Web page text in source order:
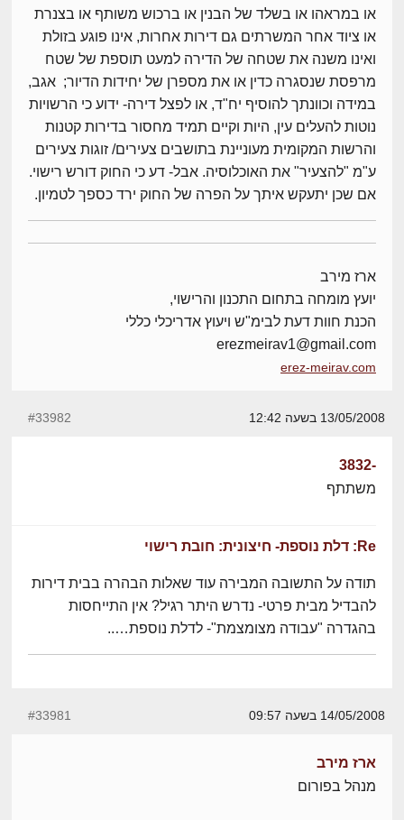
או במראהו או בשלד של הבנין או ברכוש משותף או בצנרת
או ציוד אחר המשרתים גם דירות אחרות, אינו פוגע בזולת
ואינו משנה את שטחה של הדירה למעט תוספת של שטח
מרפסת שנסגרה כדין או את מספרן של יחידות הדיור; אגב,
במידה וכוונתך להוסיף יח"ד, או לפצל דירה- ידוע כי הרשויות
נוטות להעלים עין, היות וקיים תמיד מחסור בדירות קטנות
והרשות המקומית מעוניינת בתושבים צעירים/ זוגות צעירים
ע"מ "להצעיר" את האוכלוסיה. אבל- דע כי החוק דורש רישוי.
אם שכן יתעקש איתך על הפרה של החוק ירד כספך לטמיון.
ארז מירב
יועץ מומחה בתחום התכנון והרישוי,
הכנת חוות דעת לבימ"ש ויעוץ אדריכלי כללי
erezmeirav1@gmail.com
erez-meirav.com
13/05/2008 בשעה 12:42 #33982
-3832
משתתף
Re: דלת נוספת- חיצונית: חובת רישוי
תודה על התשובה המבירה עוד שאלות הבהרה בבית דירות
להבדיל מבית פרטי- נדרש היתר רגיל? אין התייחסות
בהגדרה "עבודה מצומצמת"- לדלת נוספת…..
14/05/2008 בשעה 09:57 #33981
ארז מירב
מנהל בפורום